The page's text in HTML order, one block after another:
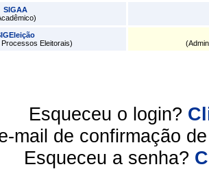
SIGAA
Eleitorais)
Esqueceu o login?
mail de confirmação
Esqueceu a senha?